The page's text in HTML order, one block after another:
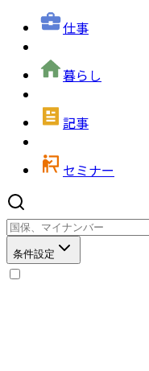
仕事
暮らし
記事
セミナー
条件設定